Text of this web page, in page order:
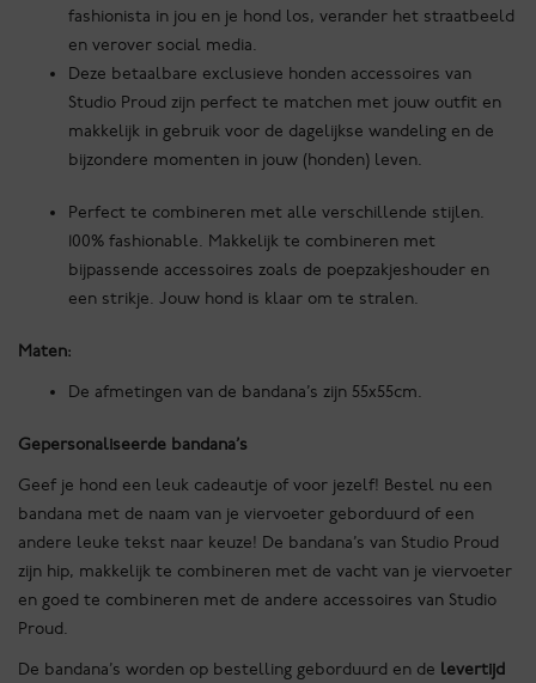
fashionista in jou en je hond los, verander het straatbeeld
en verover social media.
Deze betaalbare exclusieve honden accessoires van
Studio Proud zijn perfect te matchen met jouw outfit en
makkelijk in gebruik voor de dagelijkse wandeling en de
bijzondere momenten in jouw (honden) leven.
Perfect te combineren met alle verschillende stijlen.
100% fashionable. Makkelijk te combineren met
bijpassende accessoires zoals de poepzakjeshouder en
een strikje. Jouw hond is klaar om te stralen.
Maten:
De afmetingen van de bandana’s zijn 55x55cm.
Gepersonaliseerde bandana’s
Geef je hond een leuk cadeautje of voor jezelf! Bestel nu een
bandana met de naam van je viervoeter geborduurd of een
andere leuke tekst naar keuze! De bandana’s van Studio Proud
zijn hip, makkelijk te combineren met de vacht van je viervoeter
en goed te combineren met de andere accessoires van Studio
Proud.
De bandana’s worden op bestelling geborduurd en de levertijd